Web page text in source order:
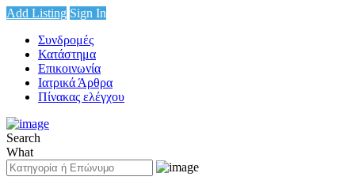
Add Listing Sign In
Συνδρομές
Κατάστημα
Επικοινωνία
Ιατρικά Άρθρα
Πίνακας ελέγχου
Search
What